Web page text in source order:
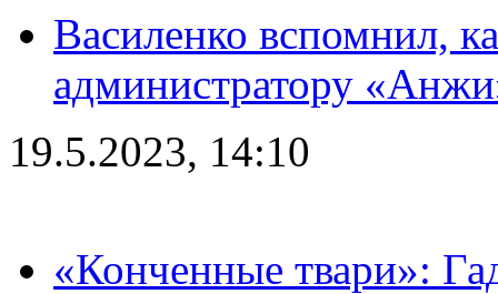
Василенко вспомнил,
администратору
19.5.2023, 14:10
«Конченные твари»: